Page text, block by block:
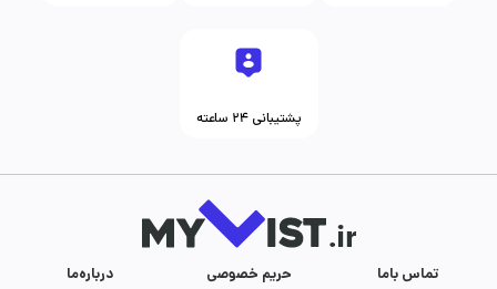
پشتیبانی ۲۴ ساعته
درباره‌ما حریم خصوصی تماس با‌ما